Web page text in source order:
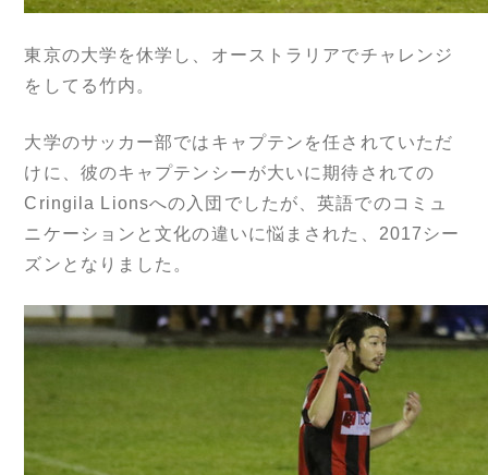
東京の大学を休学し、オーストラリアでチャレンジ
をしてる竹内。
大学のサッカー部ではキャプテンを任されていただ
けに、彼のキャプテンシーが大いに期待されての
Cringila Lionsへの入団でしたが、英語でのコミュ
ニケーションと文化の違いに悩まされた、2017シー
ズンとなりました。